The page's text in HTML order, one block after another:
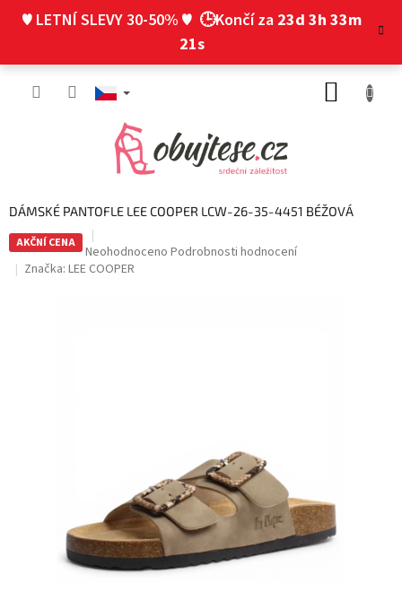
♥ LETNÍ SLEVY 30-50% ♥ 🕒Končí za 23d 3h 33m
20s
DÁMSKÉ PANTOFLE LEE COOPER LCW-26-35-4451 BÉŽOVÁ
AKČNÍ CENA
Průměrné
hodnocení
Neohodnoceno Podrobnosti hodnocení
Značka: LEE COOPER